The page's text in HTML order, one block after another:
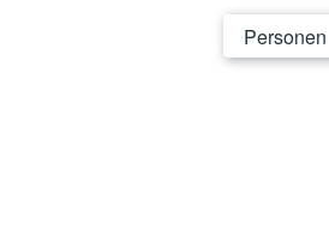
Personen